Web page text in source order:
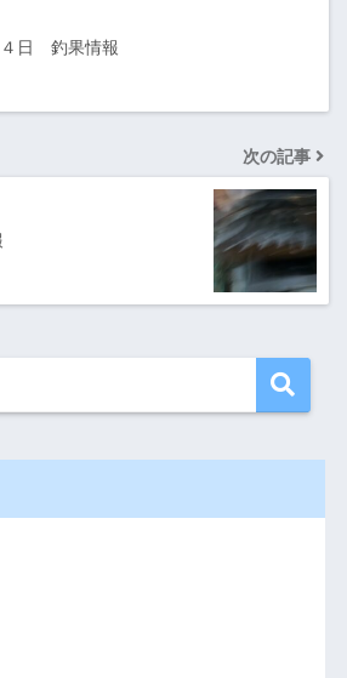
４日 釣果情報
次の記事